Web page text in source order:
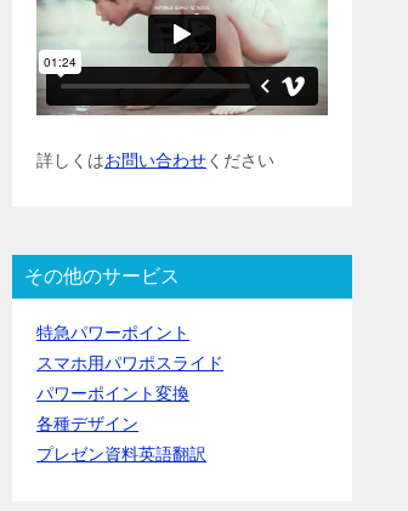
詳しくはお問い合わせください
その他のサービス
特急パワーポイント
スマホ用パワポスライド
パワーポイント変換
各種デザイン
プレゼン資料英語翻訳